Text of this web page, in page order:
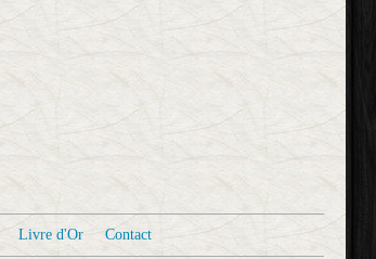
Livre d'Or Contact